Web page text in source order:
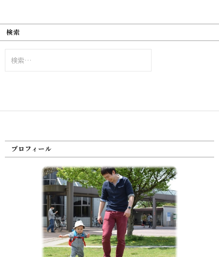
検索
索:
プロフィール